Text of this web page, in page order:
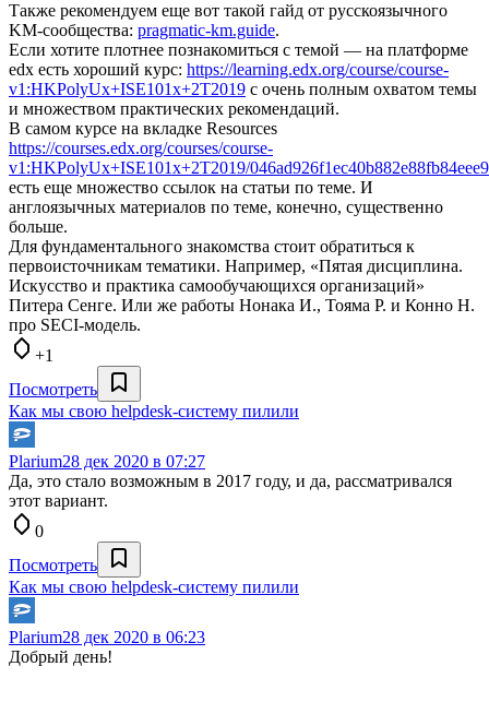
Также рекомендуем еще вот такой гайд от русскоязычного
KM-сообщества: pragmatic-km.guide.
Если хотите плотнее познакомиться с темой — на платформе
edx есть хороший курс: https://learning.edx.org/course/course-
v1:HKPolyUx+ISE101x+2T2019 с очень полным охватом темы
и множеством практических рекомендаций.
В самом курсе на вкладке Resources
https://courses.edx.org/courses/course-
v1:HKPolyUx+ISE101x+2T2019/
есть еще множество ссылок на статьи по теме. И
англоязычных материалов по теме, конечно, существенно
больше.
Для фундаментального знакомства стоит обратиться к
первоисточникам тематики. Например, «Пятая дисциплина.
Искусство и практика самообучающихся организаций»
Питера Сенге. Или же работы Нонака И., Тояма Р. и Конно Н.
про SECI-модель.
+1
Посмотреть
Как мы свою helpdesk-систему пилили
Plarium28 дек 2020 в 07:27
Да, это стало возможным в 2017 году, и да, рассматривался
этот вариант.
0
Посмотреть
Как мы свою helpdesk-систему пилили
Plarium28 дек 2020 в 06:23
Добрый день!